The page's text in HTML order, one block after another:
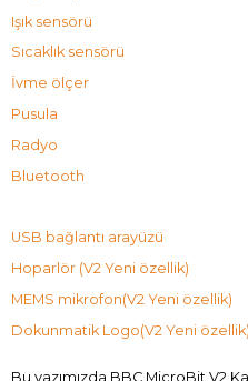
Işık sensörü
Sıcaklık sensörü
İvme ölçer
Pusula
Radyo
Bluetooth
USB bağlantı arayüzü
Hoparlör (V2 Yeni özellik)
MEMS mikrofon(V2 Yeni özellik)
Dokunmatik Logo(V2 Yeni özellik)
Bu yazımızda BBC MicroBit V2